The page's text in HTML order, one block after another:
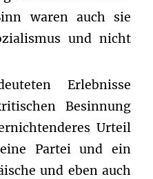
waren auch sie
und nicht
Erlebnisse
Besinnung
Urteil
Partei und ein
und eben auch